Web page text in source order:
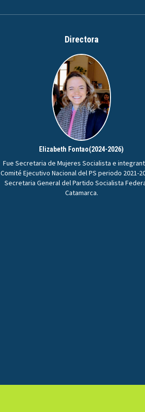
Directora
Elizabeth Fontao(2024-2026)
Fue Secretaria de Mujeres Socialista e
Comité Ejecutivo Nacional del PS periodo 2021-
Secretaria General del Partido Socialista
Catamarca.